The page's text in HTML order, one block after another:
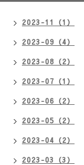
2023-11（1）
2023-09（4）
2023-08（2）
2023-07（1）
2023-06（2）
2023-05（2）
2023-04（2）
2023-03（3）